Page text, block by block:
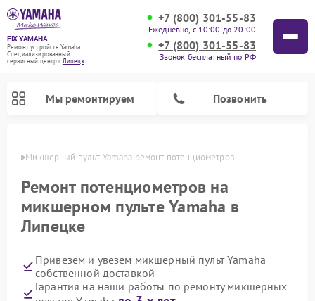
FIX-YAMAHA
Ремонт устройств Yamaha
Специализированный
cервисный центр г.Липецк
+7 (800) 301-55-83
Ежедневно, с 10:00 до 20:00
+7 (800) 301-55-83
Звонок бесплатный по РФ
Мы ремонтируем Позвонить
Микшерный пульт Yamaha ремонт потенциометров
Ремонт потенциометров на
микшерном пульте Yamaha в
Липецке
Привезем и увезем микшерный пульт Yamaha
собственной доставкой
Гарантия на наши работы по ремонту микшерных